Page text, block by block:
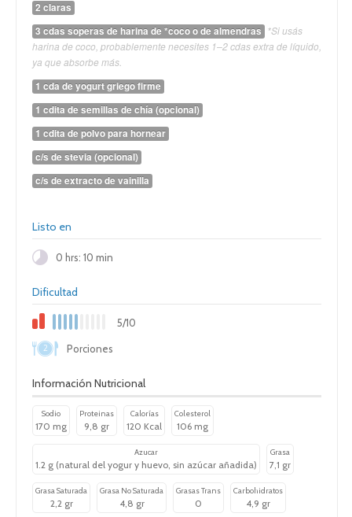
2 claras
3 cdas soperas de harina de *coco o de almendras *Si usás
harina de coco, probablemente necesites 1–2 cdas extra de líquido,
ya que absorbe más.
1 cda de yogurt griego firme
1 cdita de semillas de chía (opcional)
1 cdita de polvo para hornear
c/s de stevia (opcional)
c/s de extracto de vainilla
Listo en
0 hrs: 10 min
Dificultad
5/10
2 Porciones
Información Nutricional
Sodio
170 mg
Proteinas
9,8 gr
Calorías
120 Kcal
Colesterol
106 mg
Azucar
1.2 g (natural del yogur y huevo, sin azúcar añadida)
Grasa
7,1 gr
Grasa Saturada
2,2 gr
Grasa No Saturada
4,8 gr
Grasas Trans
0
Carbohidratos
4,9 gr